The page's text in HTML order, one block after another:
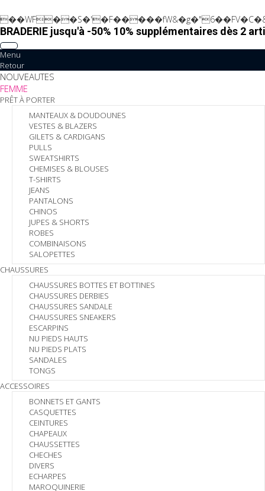
BRADERIE jusqu'à -50% 10% supplémentaires dès 2
Menu
Retour
NOUVEAUTES
FEMME
PRÊT À PORTER
MANTEAUX & DOUDOUNES
VESTES & BLAZERS
GILETS & CARDIGANS
PULLS
SWEATSHIRTS
CHEMISES & BLOUSES
T-SHIRTS
JEANS
PANTALONS
CHINOS
JUPES & SHORTS
ROBES
COMBINAISONS
SALOPETTES
CHAUSSURES
CHAUSSURES BOTTES ET BOTTINES
CHAUSSURES DERBIES
CHAUSSURES SANDALE
CHAUSSURES SNEAKERS
ESCARPINS
NU PIEDS HAUTS
NU PIEDS PLATS
SANDALES
TONGS
ACCESSOIRES
BONNETS ET GANTS
CASQUETTES
CEINTURES
CHAPEAUX
CHAUSSETTES
CHECHES
DIVERS
ECHARPES
MAROQUINERIE